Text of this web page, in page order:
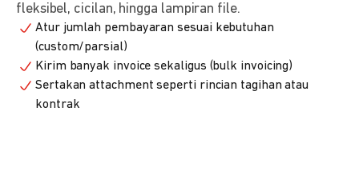
fleksibel, cicilan, hingga lampiran file.
Atur jumlah pembayaran sesuai kebutuhan
(custom/parsial)
Kirim banyak invoice sekaligus (bulk invoicing)
Sertakan attachment seperti rincian tagihan atau
kontrak